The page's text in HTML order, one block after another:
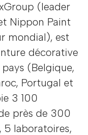
(leader
Nippon Paint
mondial), est
décorative
(Belgique,
Portugal et
3 100
près de 300
5 laboratoires,